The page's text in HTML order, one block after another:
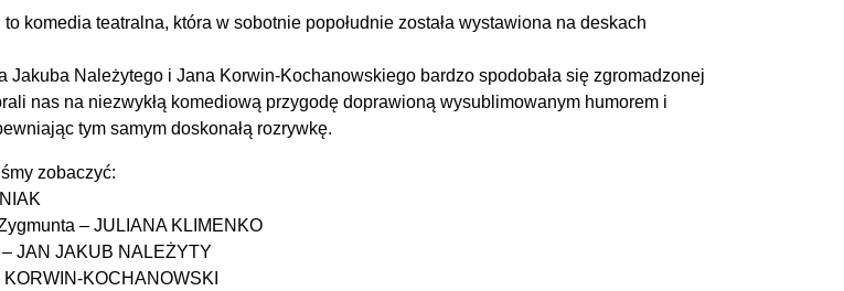
komedia teatralna, która w sobotnie popołudnie została wystawiona na deskach
Jakuba Należytego i Jana Korwin-Kochanowskiego bardzo spodobała się zgromadzonej
nas na niezwykłą komediową przygodę doprawioną wysublimowanym humorem i
tym samym doskonałą rozrywkę.
zobaczyć:
– JULIANA KLIMENKO
JAN JAKUB NALEŻYTY
KOCHANOWSKI